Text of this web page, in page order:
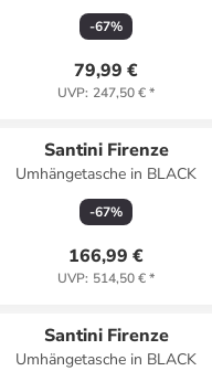
-67%
79,99 €
UVP: 247,50 €*
Santini Firenze
Umhängetasche in BLACK
-67%
166,99 €
UVP: 514,50 €*
Santini Firenze
Umhängetasche in BLACK